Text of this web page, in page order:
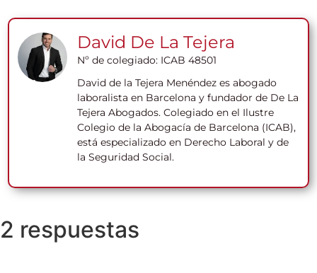
David De La Tejera
Nº de colegiado: ICAB 48501
David de la Tejera Menéndez es abogado
laboralista en Barcelona y fundador de De La
Tejera Abogados. Colegiado en el Ilustre
Colegio de la Abogacía de Barcelona (ICAB),
está especializado en Derecho Laboral y de
la Seguridad Social.
2 respuestas